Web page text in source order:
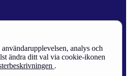
analys och
ändra ditt val via cookie-ikonen
.